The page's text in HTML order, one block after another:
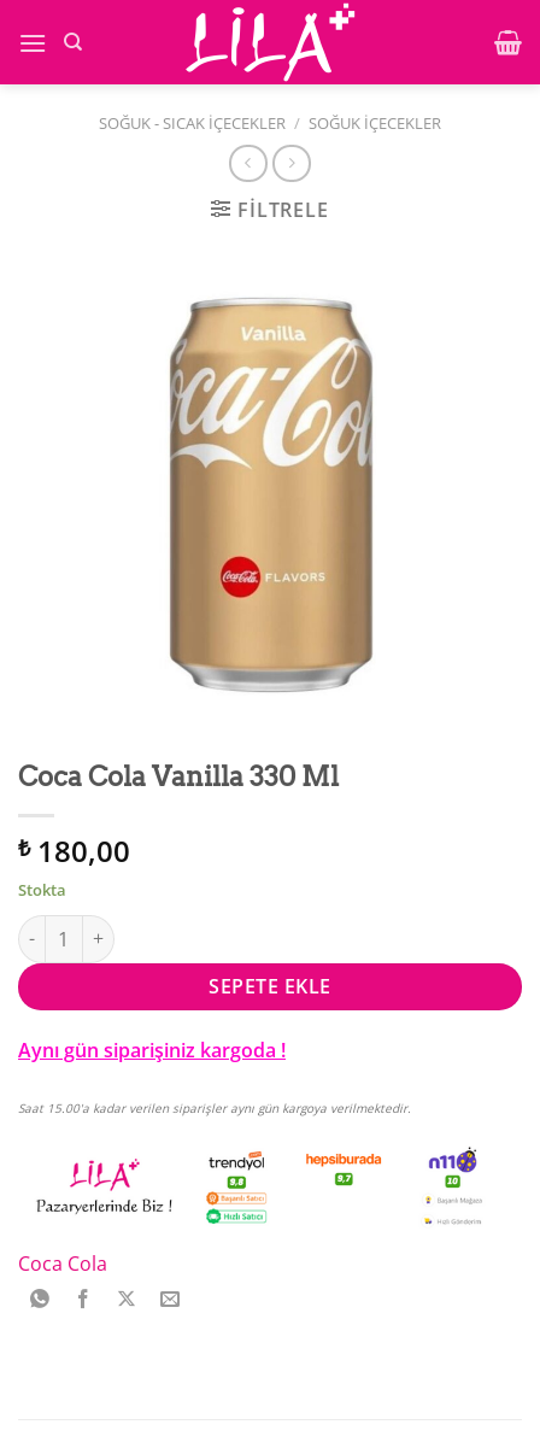
atla
SOĞUK - SICAK İÇECEKLER / SOĞUK İÇECEKLER
FILTRELE
Coca Cola Vanilla 330 Ml
₺180,00
Stokta
Coca Cola Vanilla 330 Ml adet
SEPETE EKLE
Aynı gün siparişiniz kargoda !
Saat 15.00'a kadar verilen siparişler aynı gün kargoya verilmektedir.
Coca Cola